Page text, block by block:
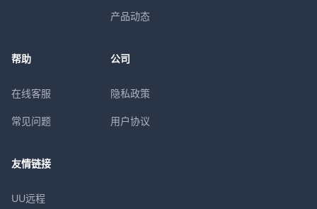
产品动态
帮助
在线客服
常见问题
公司
隐私政策
用户协议
友情链接
UU远程